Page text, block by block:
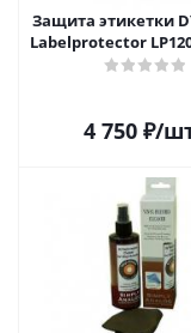
Защита этикетки
Labelprotector
4 750₽/